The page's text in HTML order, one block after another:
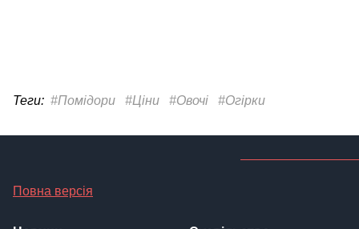
Теги: #Помідори #Ціни #Овочі #Огірки
Повна версія